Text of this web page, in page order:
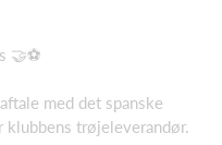
🤝⚽️
med det spanske
klubbens trøjeleverandør.